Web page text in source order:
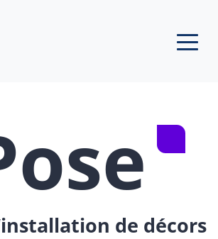
de décors